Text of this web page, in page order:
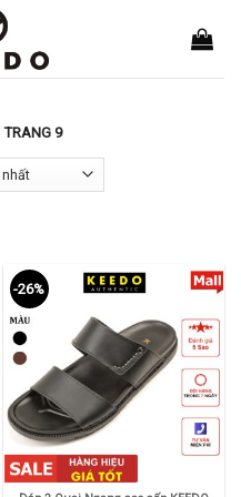
TRANG 9
-26%